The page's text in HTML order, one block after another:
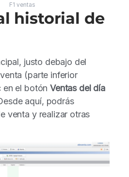
F1 ventas
historial de
justo debajo del
(parte inferior
en el botónVentas del día
aquí, podrás
venta y realizar otras